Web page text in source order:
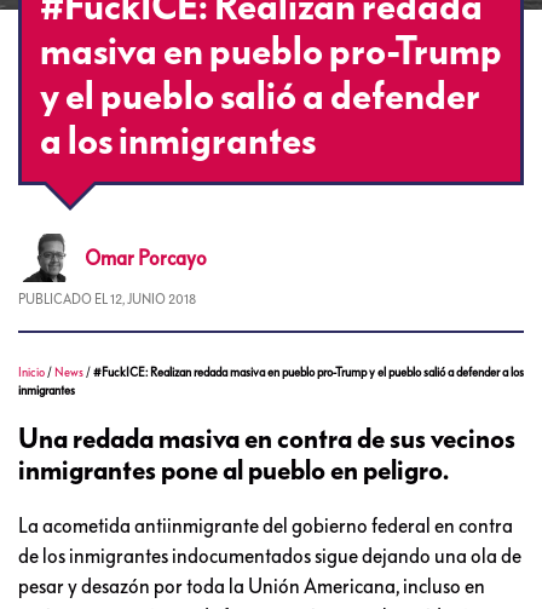
masiva en pueblo pro-Trump
y el pueblo salió a defender
a los inmigrantes
Omar Porcayo
PUBLICADO EL 12, JUNIO 2018
Inicio / News /#FuckICE: Realizan redada masiva en pueblo pro-Trump y el pueblo salió a defender a los
inmigrantes
Una redada masiva en contra de sus vecinos
inmigrantes pone al pueblo en peligro.
La acometida antiinmigrante del gobierno federal en contra
de los inmigrantes indocumentados sigue dejando una ola de
pesar y desazón por toda la Unión Americana, incluso en